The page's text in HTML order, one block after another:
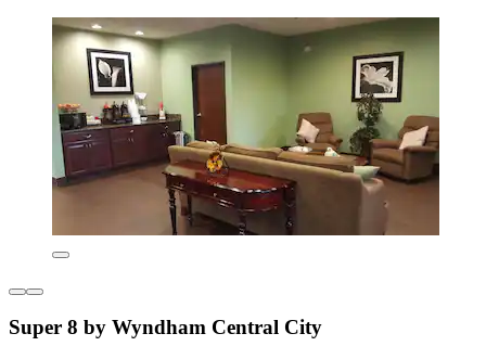
Super 8 by Wyndham Central City